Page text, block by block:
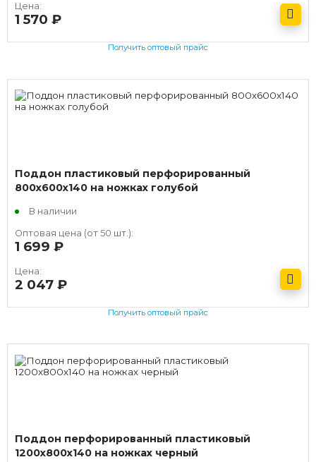
Цена:
1 570
Получить оптовый прайс
Поддон пластиковый перфорированный
800х600х140 на ножках голубой
В наличии
Оптовая цена (от 50 шт.):
1 699
Цена:
2 047
Получить оптовый прайс
Поддон перфорированный пластиковый
1200х800х140 на ножках черный